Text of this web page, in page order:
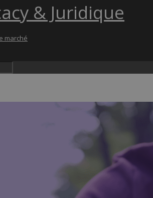
marché
& Juridique